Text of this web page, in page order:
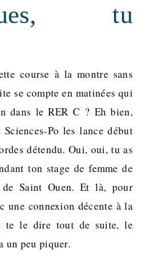
tu
course à la montre sans
se compte en matinées qui
dans le RER C ? Eh bien,
Po les lance début
détendu. Oui, oui, tu as
ton stage de femme de
Saint Ouen. Et là, pour
une connexion décente à la
te le dire tout de suite, le
un peu piquer.